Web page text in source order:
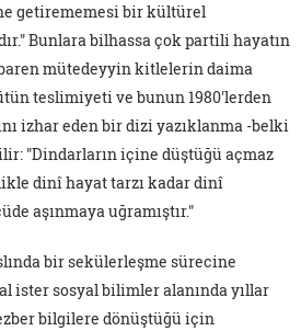
getirememesi bir kültürel
Bunlara bilhassa çok partili hayatın
mütedeyyin kitlelerin daima
teslimiyeti ve bunun 1980'lerden
izhar eden bir dizi yazıklanma -belki
"Dindarların içine düştüğü açmaz
dinî hayat tarzı kadar dinî
aşınmaya uğramıştır."
bir sekülerleşme sürecine
ister sosyal bilimler alanında yıllar
bilgilere dönüştüğü için